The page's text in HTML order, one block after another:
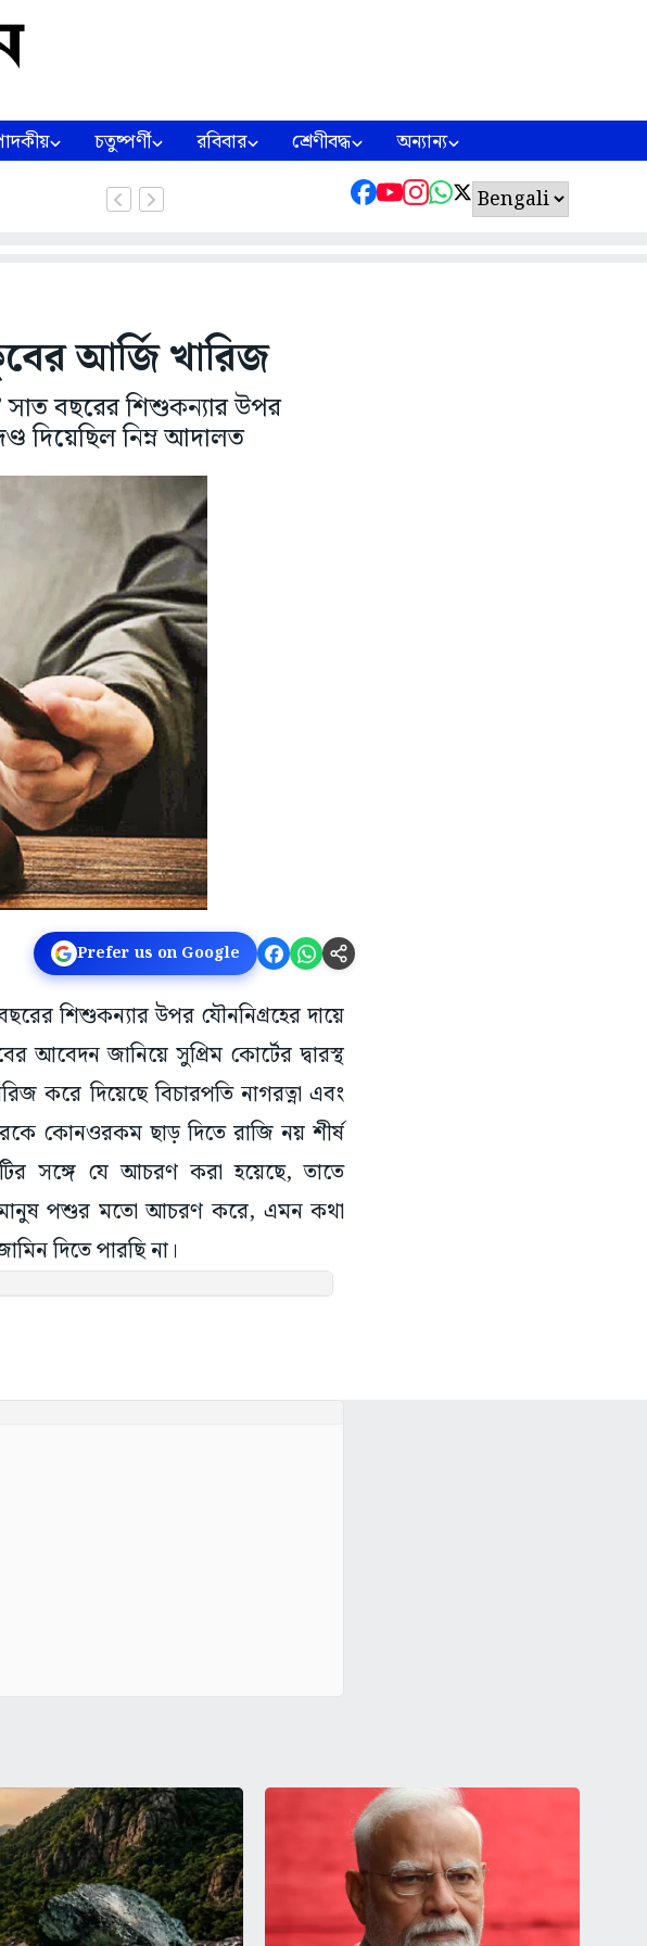
চতুষ্পর্ণী রবিবার শ্রেণীবদ্ধ অন্যান্য
আর্জি খারিজ
বছরের শিশুকন্যার উপর
দিয়েছিল নিম্ন আদালত
Prefer us on Google
শিশুকন্যার উপর যৌননিগ্রহের দায়ে
আবেদন জানিয়ে সুপ্রিম কোর্টের দ্বারস্থ
করে দিয়েছে বিচারপতি নাগরত্না এবং
কোনওরকম ছাড় দিতে রাজি নয় শীর্ষ
সঙ্গে যে আচরণ করা হয়েছে, তাতে
মানুষ পশুর মতো আচরণ করে, এমন কথা
দিতে পারছি না।